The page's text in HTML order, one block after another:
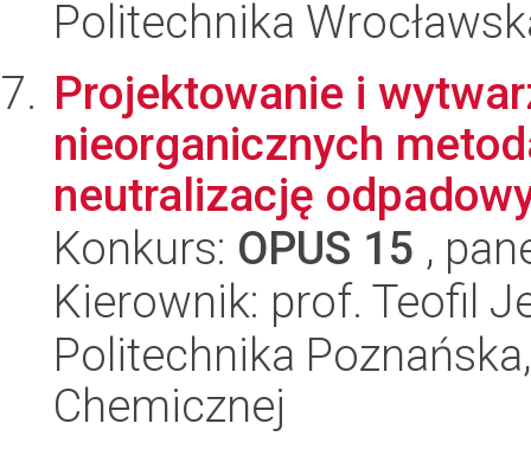
Politechnika
Projektowanie i
nieorganicznych
neutralizację
Konkurs: OPUS 15 ,
Kierownik: prof. Teofil
Politechnika
Chemicznej